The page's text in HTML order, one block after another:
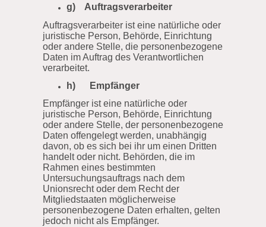
g) Auftragsverarbeiter
Auftragsverarbeiter ist eine natürliche oder
juristische Person, Behörde, Einrichtung
oder andere Stelle, die personenbezogene
Daten im Auftrag des Verantwortlichen
verarbeitet.
h) Empfänger
Empfänger ist eine natürliche oder
juristische Person, Behörde, Einrichtung
oder andere Stelle, der personenbezogene
Daten offengelegt werden, unabhängig
davon, ob es sich bei ihr um einen Dritten
handelt oder nicht. Behörden, die im
Rahmen eines bestimmten
Untersuchungsauftrags nach dem
Unionsrecht oder dem Recht der
Mitgliedstaaten möglicherweise
personenbezogene Daten erhalten, gelten
jedoch nicht als Empfänger.